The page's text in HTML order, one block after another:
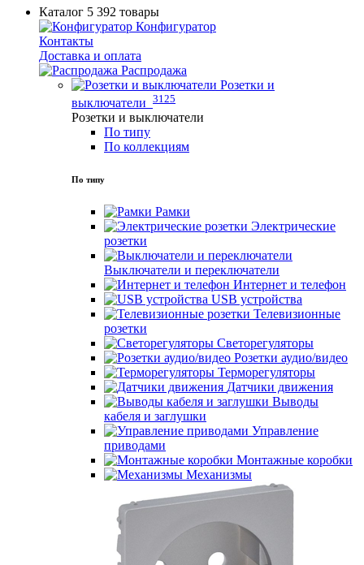
Каталог 5 392 товары
Конфигуратор
Контакты
Доставка и оплата
Распродажа
Розетки и
выключатели 3125
Розетки и выключатели
По типу
По коллекциям
По типу
Рамки
Электрические
розетки
Выключатели и переключатели
Интернет и телефон
USB устройства
Телевизионные
розетки
Светорегуляторы
Розетки аудио/видео
Терморегуляторы
Датчики движения
Выводы
кабеля и заглушки
Управление
приводами
Монтажные коробки
Механизмы